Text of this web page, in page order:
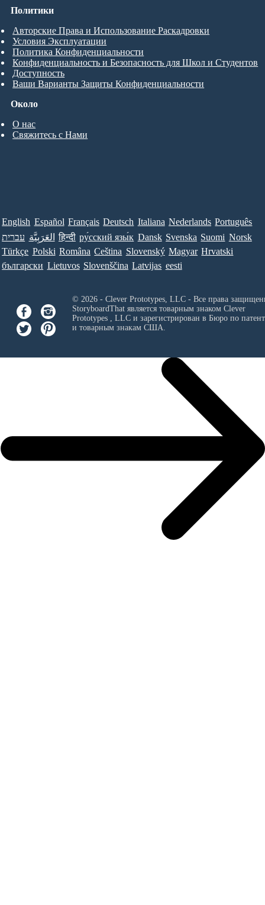
Около
О нас
Свяжитесь с Нами
Политики
Авторские Права и Использование Раскадровки
Условия Эксплуатации
Политика Конфиденциальности
Конфиденциальность и Безопасность для Школ и Студентов
Доступность
Ваши Варианты Защиты Конфиденциальности
English Español Français Deutsch Italiana Nederlands Português
עברית العَرَبِيَّة हिन्दी ру́сский язы́к Dansk Svenska Suomi Norsk
Türkçe Polski Româna Ceština Slovenský Magyar Hrvatski
български Lietuvos Slovenščina Latvijas eesti
© 2026 - Clever Prototypes, LLC - Все права
StoryboardThat является товарным знаком Clever
Prototypes , LLCи зарегистрирован в Бюро по
и товарным знакам США.